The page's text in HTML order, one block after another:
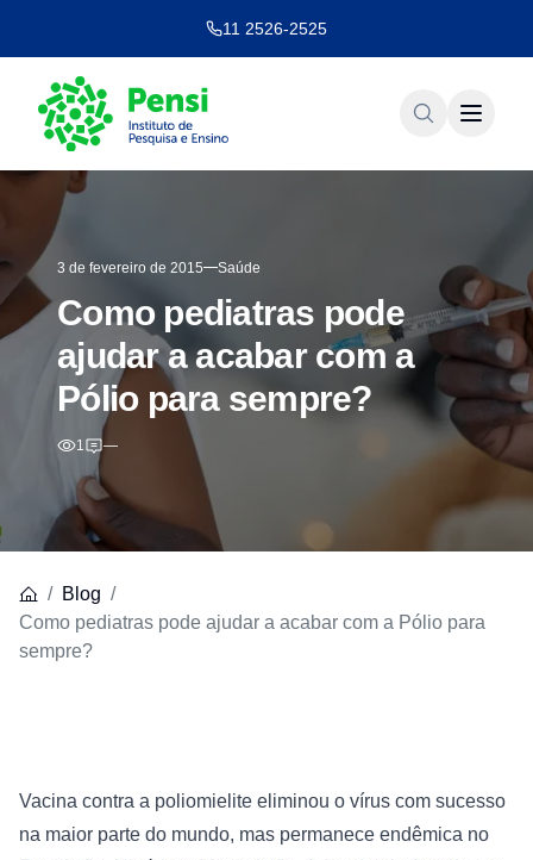
11 2526-2525
3 de fevereiro de 2015 Saúde
Como pediatras pode
ajudar a acabar com a
Pólio para sempre?
1 —
Blog
Como pediatras pode ajudar a acabar com a Pólio para
sempre?
Vacina contra a poliomielite eliminou o vírus com sucesso
na maior parte do mundo, mas permanece endêmica no